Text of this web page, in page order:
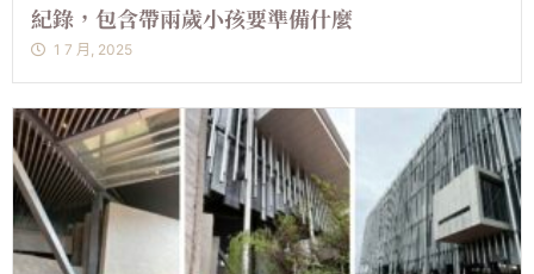
紀錄，包含帶兩歲小孩要準備什麼
1 7 月, 2025